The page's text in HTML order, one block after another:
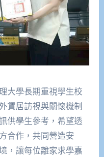
大學長期重視學生校
賃居訪視與關懷機制
供學生參考，希望透
合作，共同營造安
，讓每位離家求學嘉